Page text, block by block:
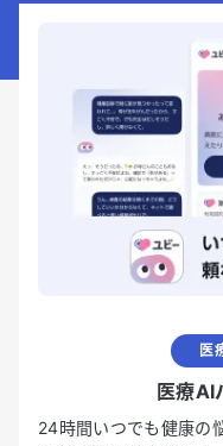
医
医療AI
24時間いつでも健康の